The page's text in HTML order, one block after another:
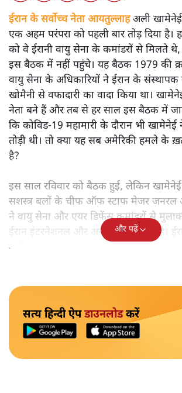
ईरान के सर्वोच्च नेता आयतुल्लाहअली खामेनेई
एक अहम परंपरा को पहली बार तोड़ दिया है।
को वे ईरानी वायु सेना के कमांडरों से मिलते
इस बैठक में नहीं पहुंचे। यह बैठक 1979 की
वायु सेना के अधिकारियों ने ईरान के संस्थापक
खोमैनी से वफादारी का वादा किया था।
नेता बने हैं और तब से हर साल इस बैठक में
कि कोविड-19 महामारी के दौरान भी खामेनेई
तोड़ी थी। तो क्या यह सब अमेरिकी हमले के
है?
इस साल रविवार को बैठक हुई, लेकिन खामेनेई
सशस्त्र बलों के चीफ ऑफ स्टाफ मेजर जनरल
ने वायु सेना और एयर डिफेंस कमांडरों से
ईरान इंटरनेशनल और अन्य मीडिया ने दी है।
मीडिया ने भी पुष्टि की कि बैठक में सर्वोच्च नेता
और पढ़ें
सत्य हिन्दी ऐपडाउनलोडकरें